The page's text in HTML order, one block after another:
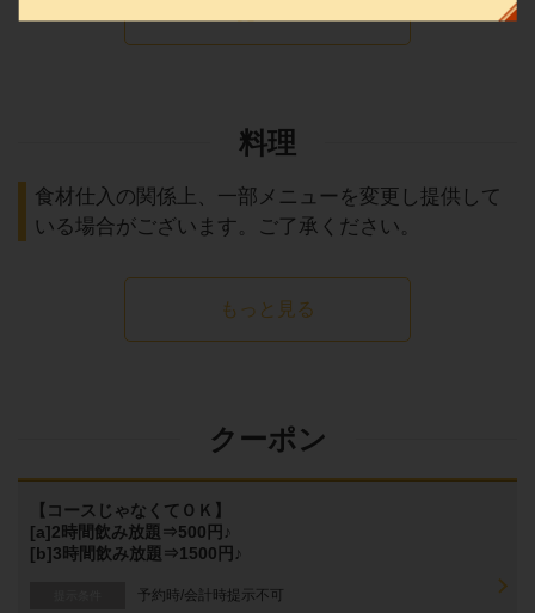
料理
食材仕入の関係上、一部メニューを変更し提供して
いる場合がございます。ご了承ください。
もっと見る
クーポン
【コースじゃなくてＯＫ】
[a]2時間飲み放題⇒500円♪
[b]3時間飲み放題⇒1500円♪
予約時/会計時提示不可